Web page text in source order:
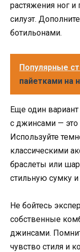
растяжения ног
силуэт.
ботильонами.
Популярные
пайетками на
Еще один
с джинсами — это
Используйте
классическими
браслеты или
стильную сумку
Не бойтесь
собственные
джинсами.
чувство стиля и